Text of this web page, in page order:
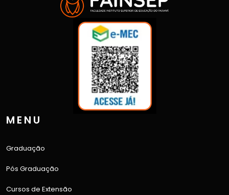
MENU
Graduação
Pós Graduação
Cursos de Extensão